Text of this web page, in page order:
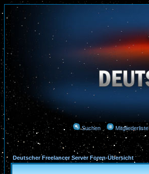
Suchen Mitgliederliste
Deutscher Freelancer Server Foren-Übersicht